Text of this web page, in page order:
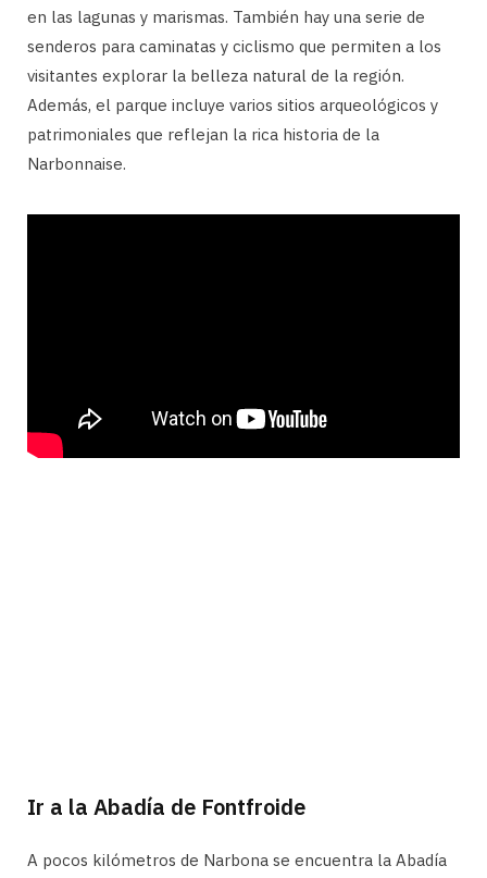
en las lagunas y marismas. También hay una serie de
senderos para caminatas y ciclismo que permiten a los
visitantes explorar la belleza natural de la región.
Además, el parque incluye varios sitios arqueológicos y
patrimoniales que reflejan la rica historia de la
Narbonnaise.
Ir a la Abadía de Fontfroide
A pocos kilómetros de Narbona se encuentra la Abadía